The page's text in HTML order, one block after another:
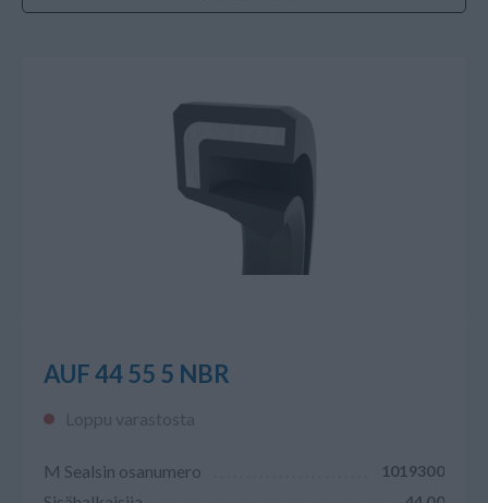
AUF 44 55 5 NBR
Loppu varastosta
M Sealsin osanumero 1019300